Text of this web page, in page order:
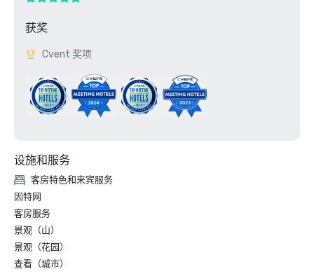
获奖
Cvent 奖项
设施和服务
客房特色和来宾服务
因特网
客房服务
景观（山）
景观（花园）
查看（城市）